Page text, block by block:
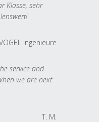
Klasse, sehr
Ingenieure
service and
we are next
T. M.